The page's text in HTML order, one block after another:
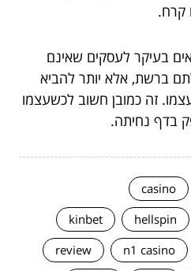
קרח.
בעיקר לעסקים שאינם
ברשת, אלא יותר להביא
זה כמובן חשוב לכשעצמו
בדף נחיתה.
casino
hellspin
kinbet
n1 casino
review